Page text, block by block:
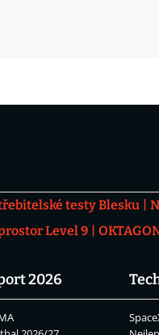
testy Blesku
Level 9
2026